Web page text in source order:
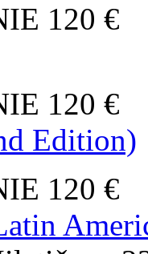
120 €
120 €
Edition)
120 €